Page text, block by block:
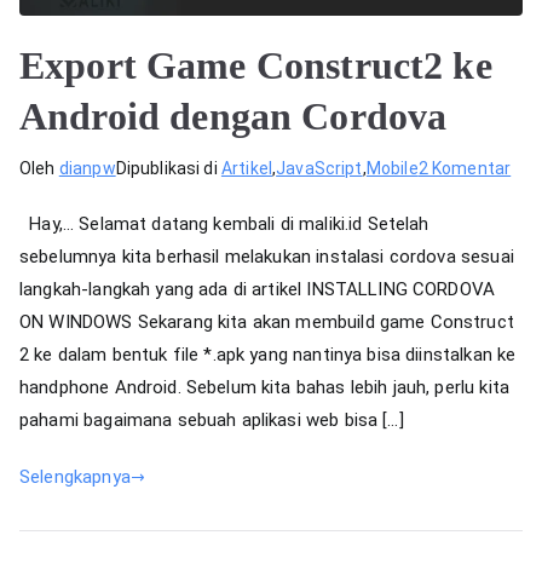
Export Game Construct2 ke
Android dengan Cordova
Oleh dianpwDipublikasi di Artikel ,JavaScript,Mobile2 Komentar
Hay,… Selamat datang kembali di maliki.id Setelah
sebelumnya kita berhasil melakukan instalasi cordova sesuai
langkah-langkah yang ada di artikel INSTALLING CORDOVA
ON WINDOWS Sekarang kita akan membuild game Construct
2 ke dalam bentuk file *.apk yang nantinya bisa diinstalkan ke
handphone Android. Sebelum kita bahas lebih jauh, perlu kita
pahami bagaimana sebuah aplikasi web bisa […]
Selengkapnya